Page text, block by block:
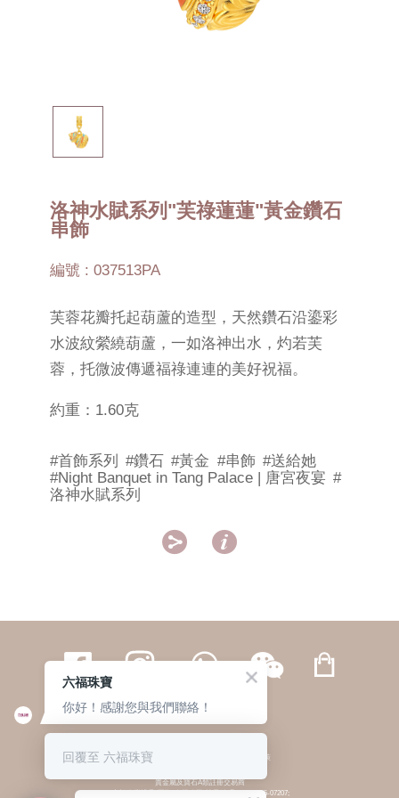
洛神水賦系列"芙祿蓮蓮"黃金鑽石
串飾
編號 : 037513PA
芙蓉花瓣托起葫蘆的造型，天然鑽石沿鎏彩
水波紋縈繞葫蘆，一如洛神出水，灼若芙
蓉，托微波傳遞福祿連連的美好祝福。
約重：1.60克
#首飾系列 #鑽石 #黃金 #串飾 #送給她
#Night Banquet in Tang Palace | 唐宮夜宴 #
洛神水賦系列
 
繁體 | 簡体
© 六福集團 版權所有 不得轉載 私隱政策
貴金屬及寶石A類註冊交易商
(六福企業禮品(國際)有限公司-註冊號碼:A-B-24-05-07207;
六福珠寶
你好！感謝您與我們聯絡！
回覆至 六福珠寶